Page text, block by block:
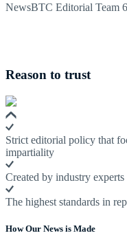
NewsBTC Editorial Team
Reason to trust
Strict editorial policy that
impartiality
Created by industry
The highest standards in
How Our News is Made